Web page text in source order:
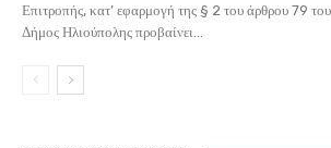
Επιτροπής, κατ’ εφαρμογή της § 2 του άρθρου 79
Δήμος Ηλιούπολης προβαίνει...